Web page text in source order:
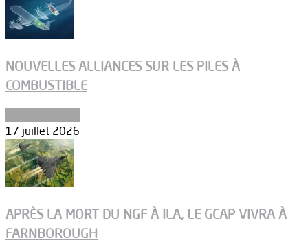
NOUVELLES ALLIANCES SUR LES PILES À
COMBUSTIBLE
17 juillet 2026
APRÈS LA MORT DU NGF À ILA, LE GCAP VIVRA À
FARNBOROUGH